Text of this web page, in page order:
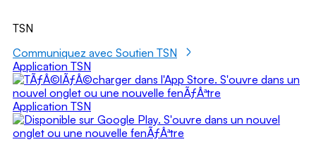
TSN
Communiquez avec Soutien TSN
Application TSN
Application TSN